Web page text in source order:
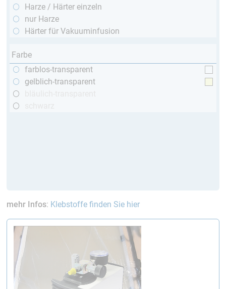
Harze / Härter einzeln
nur Harze
Härter für Vakuuminfusion
Farbe
farblos-transparent
gelblich-transparent
mehr Infos: Klebstoffe finden Sie hier